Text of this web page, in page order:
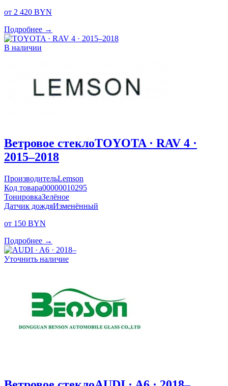
от 2 420 BYN
Подробнее →
В наличии
Ветровое стеклоTOYOTA · RAV 4 ·
2015–2018
ПроизводительLemson
Код товара00000010295
ТонировкаЗелёное
Датчик дождяИзменённый
от 150 BYN
Подробнее →
Уточнить наличие